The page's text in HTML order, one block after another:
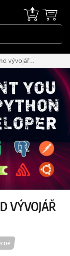
vývojář
VÝVOJÁŘ